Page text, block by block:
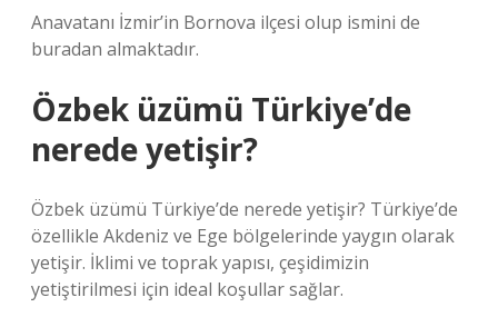
Anavatanı İzmir’in Bornova ilçesi olup ismini de
buradan almaktadır.
Özbek üzümü Türkiye’de
nerede yetişir?
Özbek üzümü Türkiye’de nerede yetişir? Türkiye’de
özellikle Akdeniz ve Ege bölgelerinde yaygın olarak
yetişir. İklimi ve toprak yapısı, çeşidimizin
yetiştirilmesi için ideal koşullar sağlar.